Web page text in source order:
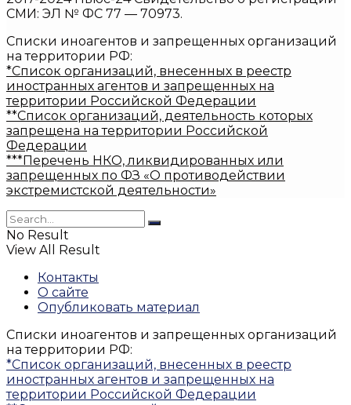
СМИ: ЭЛ № ФС 77 — 70973.
Списки иноагентов и запрещенных организаций
на территории РФ:
*Список организаций, внесенных в реестр
иностранных агентов и запрещенных на
территории Российской Федерации
**Список организаций, деятельность которых
запрещена на территории Российской
Федерации
***Перечень НКО, ликвидированных или
запрещенных по ФЗ «О противодействии
экстремистской деятельности»
No Result
View All Result
Контакты
О сайте
Опубликовать материал
Списки иноагентов и запрещенных организаций
на территории РФ:
*Список организаций, внесенных в реестр
иностранных агентов и запрещенных на
территории Российской Федерации